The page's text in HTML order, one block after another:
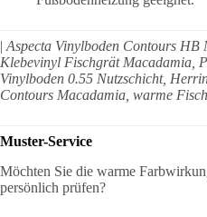
| Aspecta Vinylboden Contours HB
Klebevinyl Fischgrät Macadamia,
Vinylboden 0.55 Nutzschicht,
Contours Macadamia, warme
Muster-Service
Möchten Sie die warme
persönlich prüfen?